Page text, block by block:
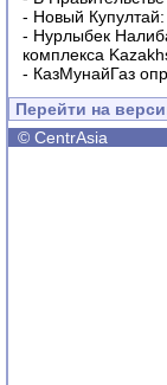
- Новый
- Нурлыбек
комплекса
- КазМунайГаз
Перейти на
© CentrAsia